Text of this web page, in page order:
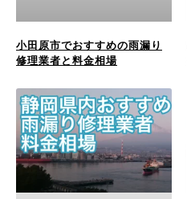
小田原市でおすすめの雨漏り
修理業者と料金相場